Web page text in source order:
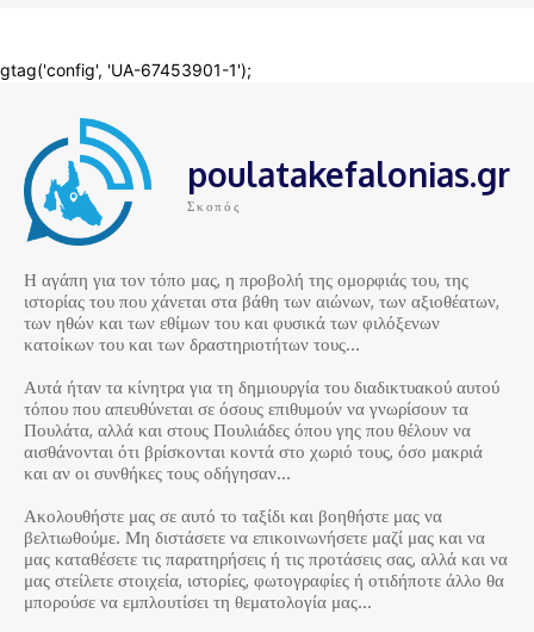
poulatakefalonias.gr
Σκοπός
Η αγάπη για τον τόπο μας, η προβολή της ομορφιάς του, της
ιστορίας του που χάνεται στα βάθη των αιώνων, των αξιοθέατων,
των ηθών και των εθίμων του και φυσικά των φιλόξενων
κατοίκων του και των δραστηριοτήτων τους…
Αυτά ήταν τα κίνητρα για τη δημιουργία του διαδικτυακού αυτού
τόπου που απευθύνεται σε όσους επιθυμούν να γνωρίσουν τα
Πουλάτα, αλλά και στους Πουλιάδες όπου γης που θέλουν να
αισθάνονται ότι βρίσκονται κοντά στο χωριό τους, όσο μακριά
και αν οι συνθήκες τους οδήγησαν…
Ακολουθήστε μας σε αυτό το ταξίδι και βοηθήστε μας να
βελτιωθούμε. Μη διστάσετε να επικοινωνήσετε μαζί μας και να
μας καταθέσετε τις παρατηρήσεις ή τις προτάσεις σας, αλλά και να
μας στείλετε στοιχεία, ιστορίες, φωτογραφίες ή οτιδήποτε άλλο θα
μπορούσε να εμπλουτίσει τη θεματολογία μας…